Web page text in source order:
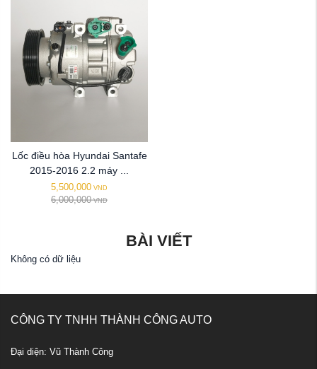
Lốc điều hòa Hyundai Santafe
2015-2016 2.2 máy ...
5,500,000 VND
6,000,000 VND
BÀI VIẾT
Không có dữ liệu
CÔNG TY TNHH THÀNH CÔNG AUTO
Đại diện: Vũ Thành Công